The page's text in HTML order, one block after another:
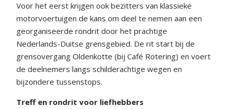
Voor het eerst krijgen ook bezitters van klassieke
motorvoertuigen de kans om deel te nemen aan een
georganiseerde rondrit door het prachtige
Nederlands-Duitse grensgebied. De rit start bij de
grensovergang Oldenkotte (bij Café Rotering) en voert
de deelnemers langs schilderachtige wegen en
bijzondere tussenstops.
Treff en rondrit voor liefhebbers